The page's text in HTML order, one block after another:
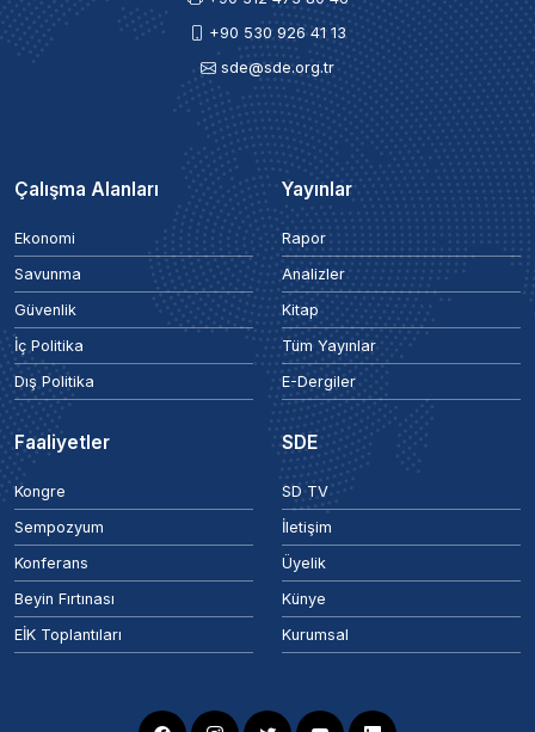
+90 530 926 41 13
sde@sde.org.tr
Çalışma Alanları
Ekonomi
Savunma
Güvenlik
İç Politika
Dış Politika
Yayınlar
Rapor
Analizler
Kitap
Tüm Yayınlar
E-Dergiler
Faaliyetler
Kongre
Sempozyum
Konferans
Beyin Fırtınası
EİK Toplantıları
SDE
SD TV
İletişim
Üyelik
Künye
Kurumsal